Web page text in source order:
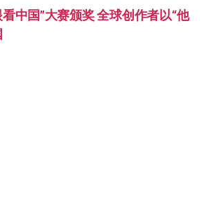
中国”大赛颁奖 全球创作者以“他